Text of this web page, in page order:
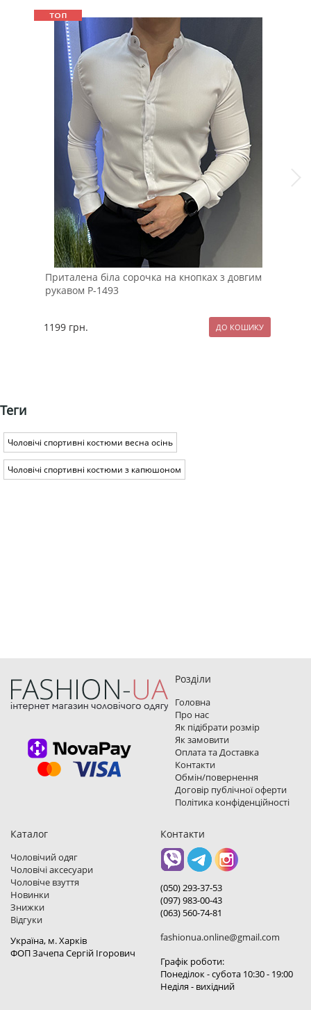
Приталена біла сорочка на кнопках з довгим
рукавом Р-1493
1199 грн.
Теги
Чоловічі спортивні костюми весна осінь
Чоловічі спортивні костюми з капюшоном
Розділи
Головна
Про нас
Як підібрати розмір
Як замовити
Оплата та Доставка
Контакти
Обмін/повернення
Договір публічної оферти
Політика конфіденційності
Каталог
Чоловічий одяг
Чоловічі аксесуари
Чоловіче взуття
Новинки
Знижки
Відгуки
Україна, м. Харкiв
ФОП Зачепа Сергій Ігорович
Контакти
(050) 293-37-53
(097) 983-00-43
(063) 560-74-81
fashionua.online@gmail.com
Графік роботи:
Понеділок - субота 10:30 - 19:00
Неділя - вихідний